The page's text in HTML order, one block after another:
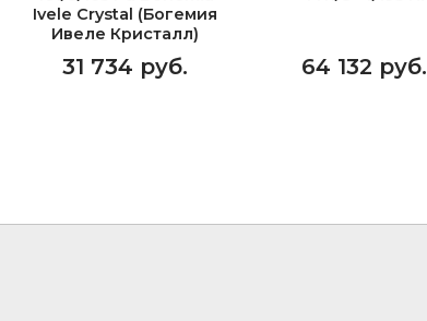
Ivele Crystal (Богемия
Ивеле Кристалл)
31 734 руб. 64 132 руб.